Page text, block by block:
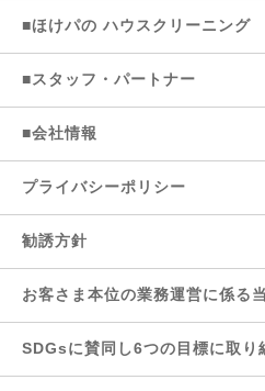
■ほけパの ハウスクリーニング
■スタッフ・パートナー
■会社情報
プライバシーポリシー
勧誘方針
お客さま本位の業務運営に係る
SDGsに賛同し6つの目標に取り